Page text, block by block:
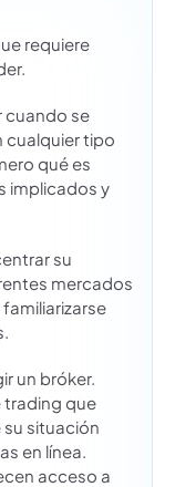
requiere
cuando se
cualquier tipo
qué es
implicados y
su
mercados
un bróker.
trading que
situación
en línea.
acceso a